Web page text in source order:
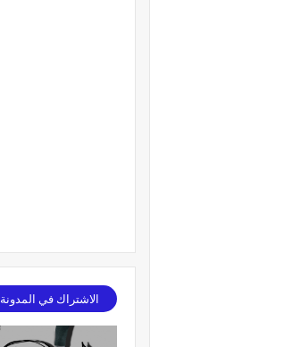
الاشتراك في المدونة